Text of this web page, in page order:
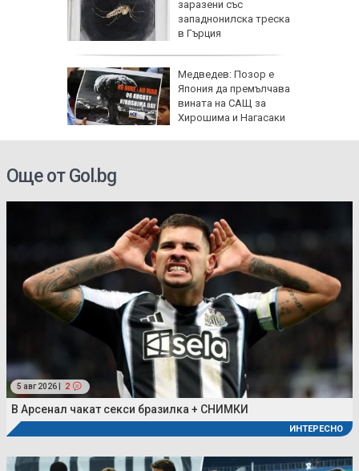
заразени със
западнонилска треска
в Гърция
Медведев: Позор е
Япония да премълчава
вината на САЩ за
Хирошима и Нагасаки
Още от Gol.bg
5 авг 2026 | 2
В Арсенал чакат секси бразилка + СНИМКИ
ИНТЕРЕСНО